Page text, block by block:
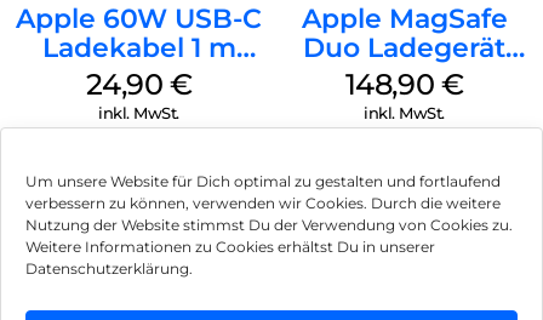
Um unsere Website für Dich optimal zu gestalten und fortlaufend
verbessern zu können, verwenden wir Cookies. Durch die weitere
Nutzung der Website stimmst Du der Verwendung von Cookies zu.
Weitere Informationen zu Cookies erhältst Du in unserer
Datenschutzerklärung.
Apple 60W USB-C
Ladekabel 1 m
Weiß
24,90 €
inkl. MwSt.
Apple MagSafe
Duo Ladegerät
Weiß
148,90 €
inkl. MwSt.
Impressum